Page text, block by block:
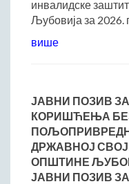
инвалидске
Љубовија за 2026.
више
ЈАВНИ ПОЗИВ
КОРИШЋЕЊА
ДРЖАВНОЈ
ОПШТИНЕ
ЈАВНИ ПОЗИВ